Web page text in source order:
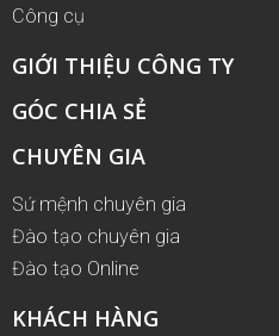
Công cụ
GIỚI THIỆU CÔNG TY
GÓC CHIA SẺ
CHUYÊN GIA
Sứ mệnh chuyên gia
Đào tạo chuyên gia
Đào tạo Online
KHÁCH HÀNG